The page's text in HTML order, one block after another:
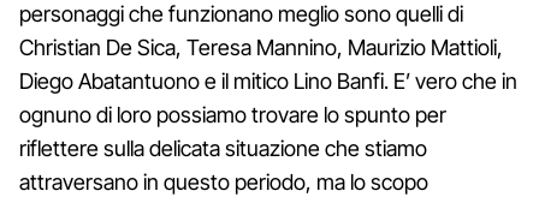
personaggi che funzionano meglio sono quelli di
Christian De Sica, Teresa Mannino, Maurizio Mattioli,
Diego Abatantuono e il mitico Lino Banfi. E’ vero che in
ognuno di loro possiamo trovare lo spunto per
riflettere sulla delicata situazione che stiamo
attraversano in questo periodo, ma lo scopo